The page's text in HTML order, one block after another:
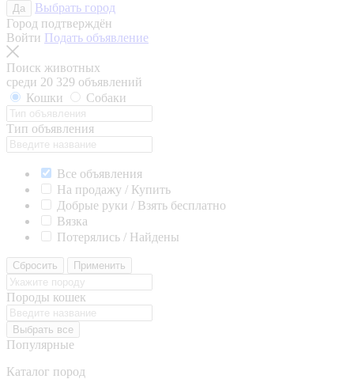
Да
Выбрать город
Город подтверждён
Войти Подать объявление
Поиск животных
среди 20 329 объявлений
Кошки
Собаки
Тип объявления
Все объявления
На продажу / Купить
Добрые руки / Взять бесплатно
Вязка
Потерялись / Найдены
Сбросить Применить
Породы кошек
Выбрать все
Популярные
Каталог пород